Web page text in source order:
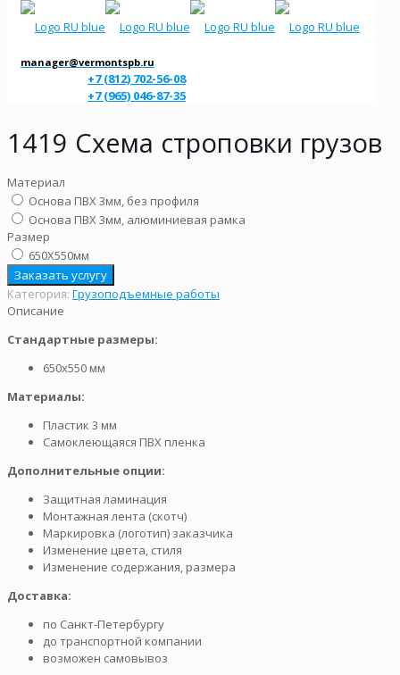
manager@vermontspb.ru
+7 (812) 702-56-08
+7 (965) 046-87-35
1419 Схема строповки грузов
Материал
Основа ПВХ 3мм, без профиля
Основа ПВХ 3мм, алюминиевая рамка
Размер
650Х550мм
Заказать услугу
Категория: Грузоподъемные работы
Описание
Стандартные размеры:
650х550 мм
Материалы:
Пластик 3 мм
Самоклеющаяся ПВХ пленка
Дополнительные опции:
Защитная ламинация
Монтажная лента (скотч)
Маркировка (логотип) заказчика
Изменение цвета, стиля
Изменение содержания, размера
Доставка:
по Санкт-Петербургу
до транспортной компании
возможен самовывоз